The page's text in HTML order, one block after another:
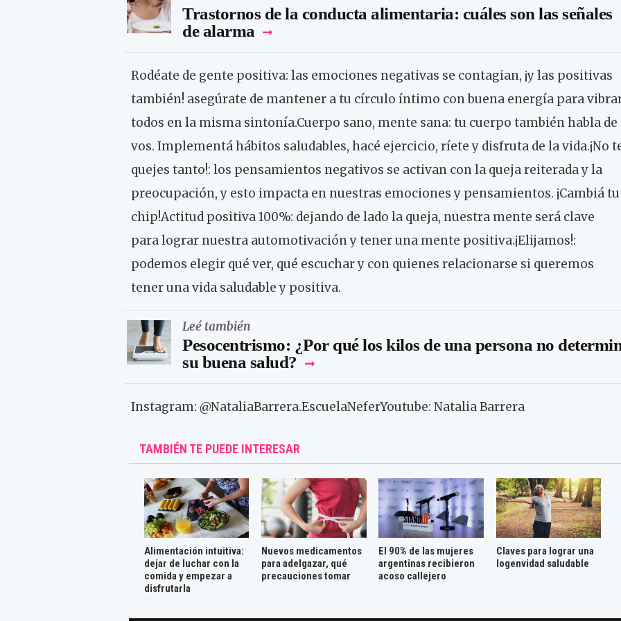
Trastornos de la conducta alimentaria: cuáles son las señales
de alarma
Rodéate de gente positiva: las emociones negativas se contagian, ¡y las positivas
también! asegúrate de mantener a tu círculo íntimo con buena energía para
todos en la misma sintonía.Cuerpo sano, mente sana: tu cuerpo también habla de
vos. Implementá hábitos saludables, hacé ejercicio, ríete y disfruta de la vida.¡No
quejes tanto!: los pensamientos negativos se activan con la queja reiterada y la
preocupación, y esto impacta en nuestras emociones y pensamientos. ¡Cambiá tu
chip!Actitud positiva 100%: dejando de lado la queja, nuestra mente será clave
para lograr nuestra automotivación y tener una mente positiva.¡Elijamos!:
podemos elegir qué ver, qué escuchar y con quienes relacionarse si queremos
tener una vida saludable y positiva.
Leé también
Pesocentrismo: ¿Por qué los kilos de una persona no
su buena salud?
Instagram: @NataliaBarrera.EscuelaNeferYoutube: Natalia Barrera
TAMBIÉN TE PUEDE INTERESAR
Alimentación intuitiva:
dejar de luchar con la
comida y empezar a
disfrutarla
Nuevos medicamentos
para adelgazar, qué
precauciones tomar
El 90% de las mujeres
argentinas recibieron
acoso callejero
Claves para lograr una
logenvidad saludable